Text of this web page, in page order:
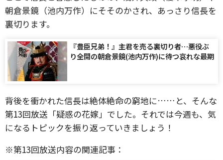
朝倉景鏡（池内万作）にそそのかされ、あっさり信長を
裏切ります。
『豊臣兄弟！』主君を売る裏切り者…悪役ぶ
り全開の朝倉景鏡(池内万作)に待つ哀れな最期
背後を衝かれた信長は絶体絶命の窮地に……と、そんな
第13回放送「疑惑の花嫁」でした。それでは今週も、気
になるトピックを振り返っていきましょう！
※第13回放送内容の関連記事：